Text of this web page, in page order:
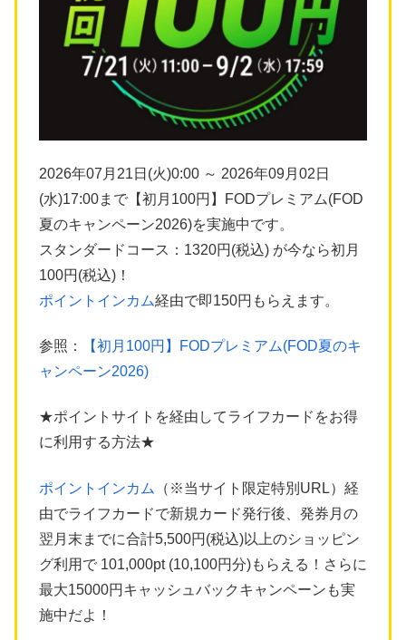
2026年07月21日(火)0:00 ～ 2026年09月02日
(水)17:00まで【初月100円】FODプレミアム(FOD
夏のキャンペーン2026)を実施中です。
スタンダードコース：1320円(税込) が今なら初月
100円(税込)！
ポイントインカム経由で即150円もらえます。
参照：
【初月100円】FODプレミアム(FOD夏のキ
ャンペーン2026)
★ポイントサイトを経由してライフカードをお得
に利用する方法★
ポイントインカム
（※当サイト限定特別URL）経
由でライフカードで新規カード発行後、発券月の
翌月末までに合計5,500円(税込)以上のショッピン
グ利用で 101,000pt (10,100円分)もらえる！さらに
最大15000円キャッシュバックキャンペーンも実
施中だよ！